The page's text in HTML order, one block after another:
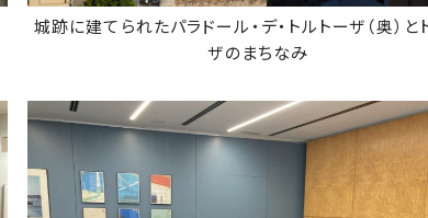
城跡に建てられたパラドール・デ・トルトーザ（奥）と
ザのまちなみ